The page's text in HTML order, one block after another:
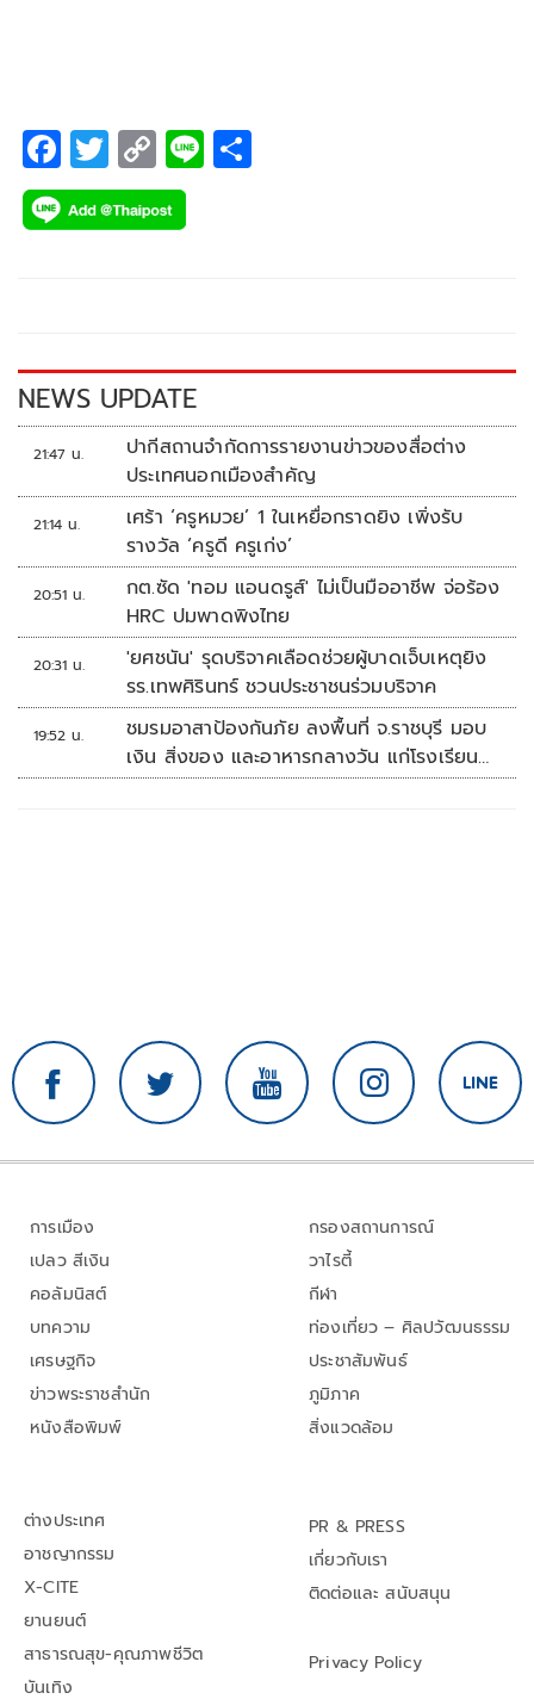
F
ac
e
k
T
wi
tt
C
o
p
k
Li
NEWS UPDATE
21:47 น.
ปากีสถานจำกัดการรายงานข่าวของสื่อต่าง
ประเทศนอกเมืองสำคัญ
21:14 น.
เศร้า ‘ครูหมวย’ 1 ในเหยื่อกราดยิง เพิ่งรับ
รางวัล ‘ครูดี ครูเก่ง’
20:51 น.
กต.ซัด 'ทอม แอนดรูส์' ไม่เป็นมืออาชีพ จ่อร้อง
HRC ปมพาดพิงไทย
20:31 น.
'ยศชนัน' รุดบริจาคเลือดช่วยผู้บาดเจ็บเหตุยิง
รร.เทพศิรินทร์ ชวนประชาชนร่วมบริจาค
19:52 น.
ชมรมอาสาป้องกันภัย ลงพื้นที่ จ.ราชบุรี มอบ
เงิน สิ่งของ และอาหารกลางวัน แก่โรงเรียน
บ้านหนองน้ำใส
การเมือง
เปลว สีเงิน
คอลัมนิสต์
บทความ
เศรษฐกิจ
ข่าวพระราชสำนัก
หนังสือพิมพ์
กรองสถานการณ์
วาไรตี้
กีฬา
ท่องเที่ยว – ศิลปวัฒนธรรม
ประชาสัมพันธ์
ภูมิภาค
สิ่งแวดล้อม
ต่างประเทศ
อาชญากรรม
X-CITE
ยานยนต์
สาธารณสุข-คุณภาพชีวิต
บันเทิง
PR & PRESS
เกี่ยวกับเรา
ติดต่อและ สนับสนุน
Privacy Policy